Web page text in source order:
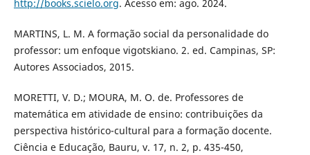
http://books.scielo.org. Acesso em: ago. 2024.
MARTINS, L. M. A formação social da personalidade do
professor: um enfoque vigotskiano. 2. ed. Campinas, SP:
Autores Associados, 2015.
MORETTI, V. D.; MOURA, M. O. de. Professores de
matemática em atividade de ensino: contribuições da
perspectiva histórico-cultural para a formação docente.
Ciência e Educação, Bauru, v. 17, n. 2, p. 435-450,